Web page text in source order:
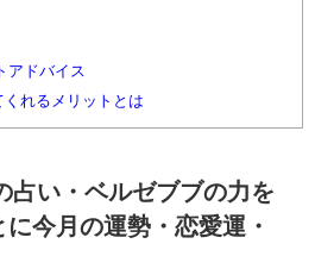
アドバイス
れるメリットとは
占い・ベルゼブブの力を
今月の運勢・恋愛運・